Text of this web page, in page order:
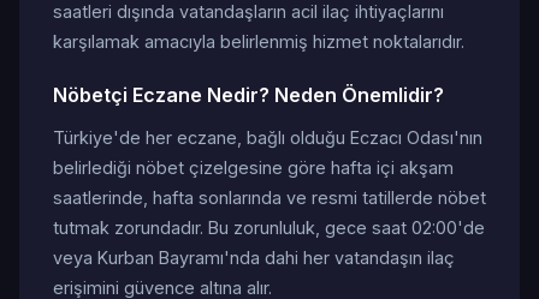
saatleri dışında vatandaşların acil ilaç ihtiyaçlarını
karşılamak amacıyla belirlenmiş hizmet noktalarıdır.
Nöbetçi Eczane Nedir? Neden Önemlidir?
Türkiye'de her eczane, bağlı olduğu Eczacı Odası'nın
belirlediği nöbet çizelgesine göre hafta içi akşam
saatlerinde, hafta sonlarında ve resmi tatillerde nöbet
tutmak zorundadır. Bu zorunluluk, gece saat 02:00'de
veya Kurban Bayramı'nda dahi her vatandaşın ilaç
erişimini güvence altına alır.